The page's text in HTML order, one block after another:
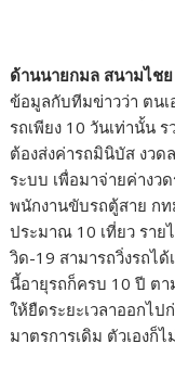
ด้านนายกมล สนามไช
ข้อมูลกับทีมข่าวว่า ตน
รถเพียง 10 วันเท่านั้น
ต้องส่งค่ารถมินิบัส งวด
ระบบ เพื่อมาจ่ายค่างว
พนักงานขับรถตู้สาย กท
ประมาณ 10 เที่ยว รา
วิด-19 สามารถวิ่งรถได้
นี้อายุรถก็ครบ 10 ปี ตา
ให้ยืดระยะเวลาออกไป
มาตรการเดิม ตัวเองก็